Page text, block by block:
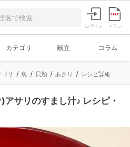
ログイン チラシ
カテゴリ 献立 コラム
リ 魚 貝類 あさり レシピ詳細
サリのすまし汁♪ レシピ・